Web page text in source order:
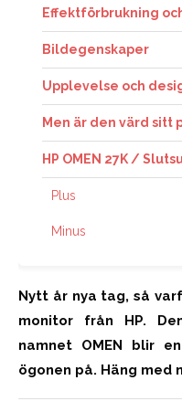
Effektförbrukning
Bildegenskaper
Upplevelse och
Men är den värd sitt
HP OMEN 27K /
Plus
Minus
Nytt år nya tag, så
monitor från HP.
namnet OMEN blir
ögonen på. Häng med